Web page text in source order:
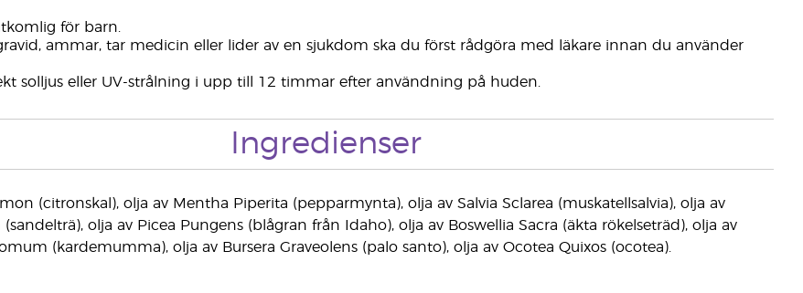
för barn.
ammar, tar medicin eller lider av en sjukdom ska du först rådgöra med läkare innan du använder
solljus eller UV-strålning i upp till 12 timmar efter användning på huden.
Ingredienser
(citronskal), olja av Mentha Piperita (pepparmynta), olja av Salvia Sclarea (muskatellsalvia), olja av
olja av Picea Pungens (blågran från Idaho), olja av Boswellia Sacra (äkta rökelseträd), olja av
(kardemumma), olja av Bursera Graveolens (palo santo), olja av Ocotea Quixos (ocotea).